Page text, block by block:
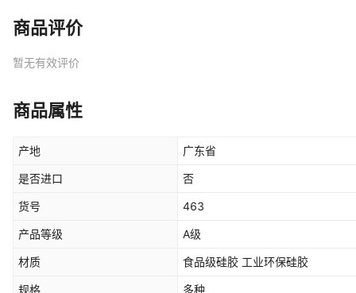
商品评价
暂无有效评价
商品属性
产地 广东省
是否进口 否
货号 463
产品等级 A级
材质 食品级硅胶 工业环保硅胶
规格 多种